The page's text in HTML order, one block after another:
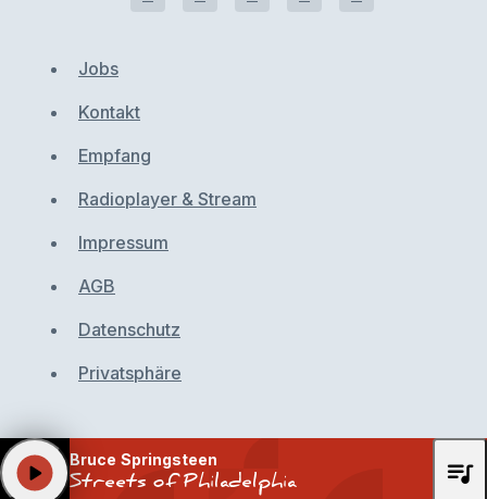
Jobs
Kontakt
Empfang
Radioplayer & Stream
Impressum
AGB
Datenschutz
Privatsphäre
Bruce Springsteen
Streets of Philadelphia
play_arrow queue_music